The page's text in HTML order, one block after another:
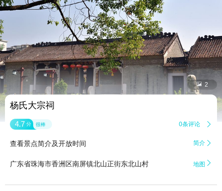
 2
杨氏大宗祠
4.7 分 很棒 0条评论 
查看景点简介及开放时间 简介 
广东省珠海市香洲区南屏镇北山正街东北山村 地图 
